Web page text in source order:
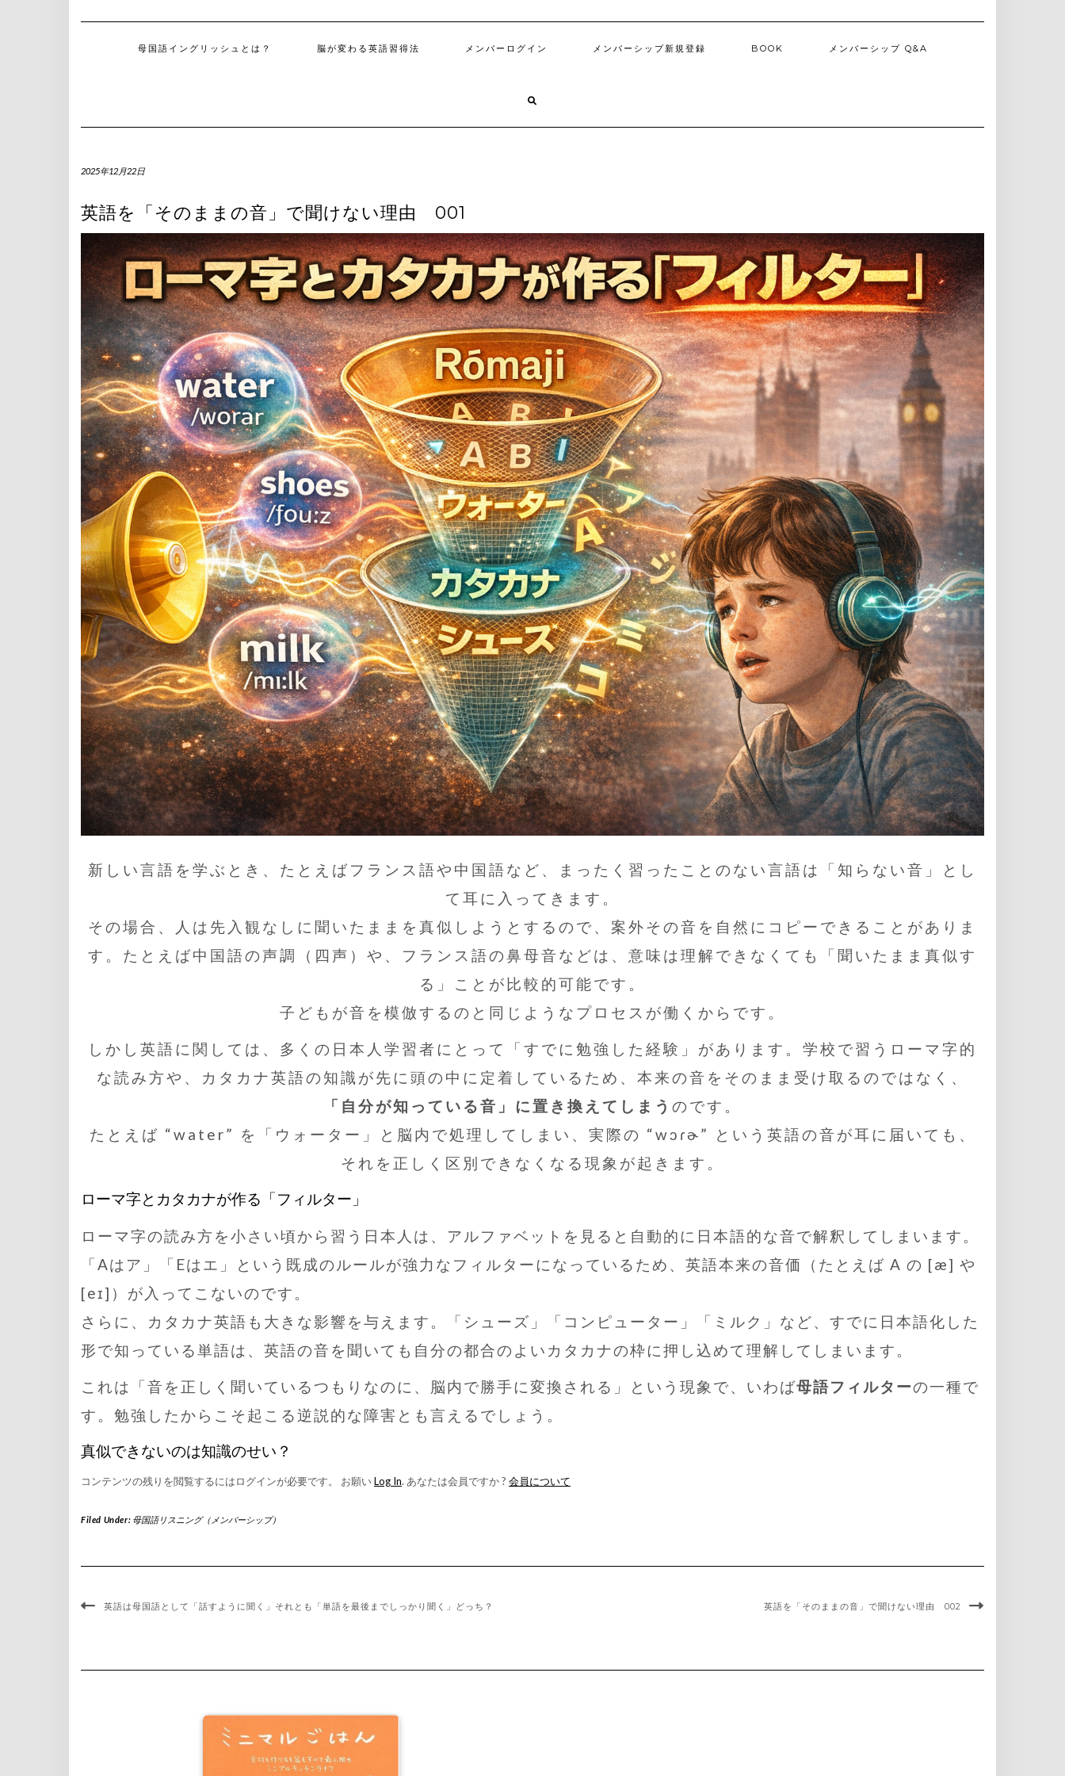
母国語イングリッシュとは？ 脳が変わる英語習得法 メンバーログイン メンバーシップ新規登録 BOOK メンバーシップ Q&A
2025年12月22日
英語を「そのままの音」で聞けない理由 001
新しい言語を学ぶとき、たとえばフランス語や中国語など、まったく習ったことのない言語は「知らない音」とし
て耳に入ってきます。
その場合、人は先入観なしに聞いたままを真似しようとするので、案外その音を自然にコピーできることがありま
す。たとえば中国語の声調（四声）や、フランス語の鼻母音などは、意味は理解できなくても「聞いたまま真似す
る」ことが比較的可能です。
子どもが音を模倣するのと同じようなプロセスが働くからです。
しかし英語に関しては、多くの日本人学習者にとって「すでに勉強した経験」があります。学校で習うローマ字的
な読み方や、カタカナ英語の知識が先に頭の中に定着しているため、本来の音をそのまま受け取るのではなく、
「自分が知っている音」に置き換えてしまう のです。
たとえば “water” を「ウォーター」と脳内で処理してしまい、実際の “wɔɾɚ” という英語の音が耳に届いても、
それを正しく区別できなくなる現象が起きます。
ローマ字とカタカナが作る「フィルター」
ローマ字の読み方を小さい頃から習う日本人は、アルファベットを見ると自動的に日本語的な音で解釈してしまいます。
「Aはア」「Eはエ」という既成のルールが強力なフィルターになっているため、英語本来の音価（たとえば A の [æ] や
[eɪ]）が入ってこないのです。
さらに、カタカナ英語も大きな影響を与えます。「シューズ」「コンピューター」「ミルク」など、すでに日本語化した
形で知っている単語は、英語の音を聞いても自分の都合のよいカタカナの枠に押し込めて理解してしまいます。
これは「音を正しく聞いているつもりなのに、脳内で勝手に変換される」という現象で、いわば母語フィルターの一種で
す。勉強したからこそ起こる逆説的な障害とも言えるでしょう。
真似できないのは知識のせい？
コンテンツの残りを閲覧するにはログインが必要です。 お願いLog In. あなたは会員ですか ? 会員について
Filed Under: 母国語リスニング（メンバーシップ）
英語は母国語として「話すように聞く」それとも「単語を最後までしっかり聞く」どっち？ 英語を「そのままの音」で聞けない理由 002